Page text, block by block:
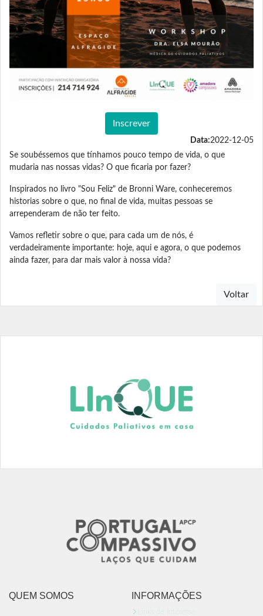
Inscrever
Data:2022-12-05
Se soubéssemos que tínhamos pouco tempo de vida, o que
mudaria nas nossas vidas? O que ficaria por fazer?
Inspirados no livro "Sou Feliz" de Bronni Ware, conheceremos
historias sobre o que, no final de vida, muitas pessoas se
arrependeram de não ter feito.
Vamos refletir sobre o que, para cada um de nós, é
verdadeiramente importante: hoje, aqui e agora, o que podemos
ainda fazer, para dar mais valor à nossa vida?
Voltar
INFORMAÇÕES
Links de Interesse
QUEM SOMOS